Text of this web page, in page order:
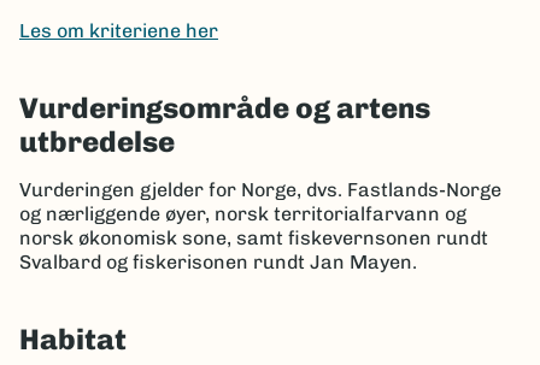
Les om kriteriene her
Vurderingsområde og artens
utbredelse
Vurderingen gjelder for Norge, dvs. Fastlands-Norge
og nærliggende øyer, norsk territorialfarvann og
norsk økonomisk sone, samt fiskevernsonen rundt
Svalbard og fiskerisonen rundt Jan Mayen.
Habitat